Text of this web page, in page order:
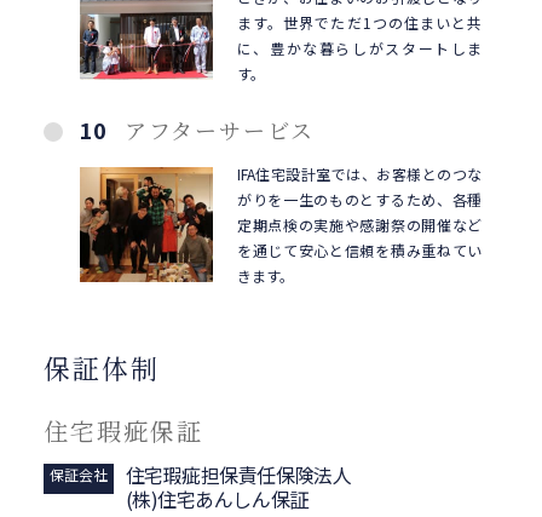
ます。世界でただ1つの住まいと共
に、豊かな暮らしがスタートしま
す。
10 アフターサービス
IFA住宅設計室では、お客様とのつな
がりを一生のものとするため、各種
定期点検の実施や感謝祭の開催など
を通じて安心と信頼を積み重ねてい
きます。
保証体制
住宅瑕疵保証
保証会社
住宅瑕疵担保責任保険法人
(株)住宅あんしん保証